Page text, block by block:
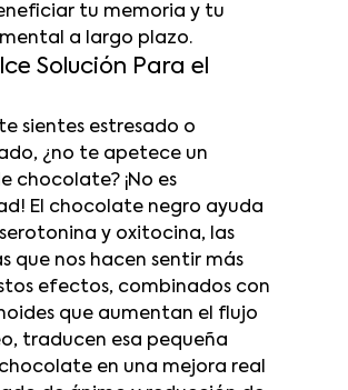
tu memoria y tu
a largo plazo.
Solución Para el
sientes estresado o
¿no te apetece un
chocolate? ¡No es
El chocolate negro ayuda
y oxitocina, las
que nos hacen sentir más
efectos, combinados con
que aumentan el flujo
traducen esa pequeña
en una mejora real